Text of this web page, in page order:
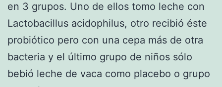
en 3 grupos. Uno de ellos tomo leche con
Lactobacillus acidophilus, otro recibió éste
probiótico pero con una cepa más de otra
bacteria y el último grupo de niños sólo
bebió leche de vaca como placebo o grupo